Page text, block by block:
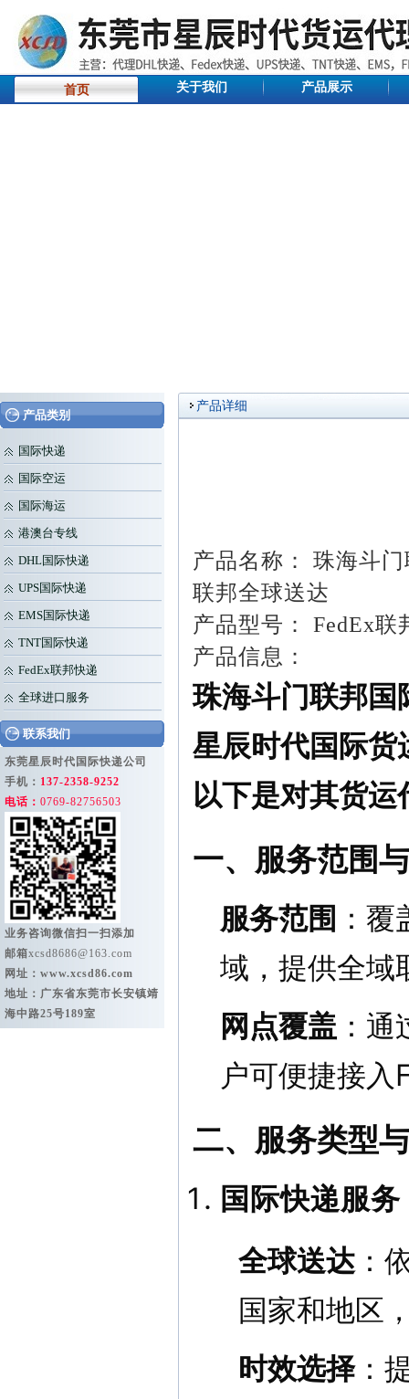
首页 关于我们 产品展示
产品类别
国际快递
国际空运
国际海运
港澳台专线
DHL国际快递
UPS国际快递
EMS国际快递
TNT国际快递
FedEx联邦快递
全球进口服务
联系我们
东莞星辰时代国际快递公司
手机： 137-2358-9252
电话： 0769-82756503
业务咨询微信扫一扫添加
邮箱xcsd8686@163.com
网址： www.xcsd86.com
地址：广东省东莞市长安镇靖
海中路25号189室
产品详细
产品名称： 珠海斗
联邦全球送达
产品型号： FedEx
产品信息：
珠海斗门联邦国
星辰时代国际货
以下是对其货
一、服务范围
服务范围 ：
域，提供全域
网点覆盖 ：
户可便捷接入
二、服务类型
国际快递服务
全球送达：
国家和地区
时效选择：